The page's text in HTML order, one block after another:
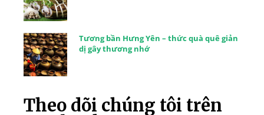
Tương bần Hưng Yên – thức quà quê giản
dị gây thương nhớ
Theo dõi chúng tôi trên